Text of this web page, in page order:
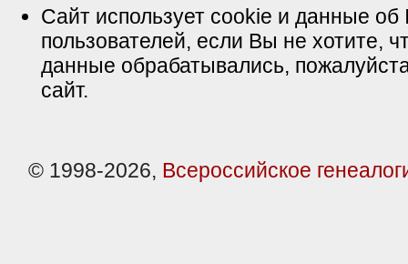
Сайт использует cookie и данные об
пользователей, если Вы не хотите,
данные обрабатывались,
сайт.
© 1998-2026, Всероссийское